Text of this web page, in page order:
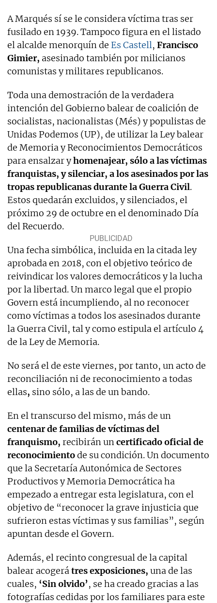
A Marqués sí se le considera víctima tras ser
fusilado en 1939. Tampoco figura en el listado
el alcalde menorquín de Es Castell, Francisco
Gimier, asesinado también por milicianos
comunistas y militares republicanos.
Toda una demostración de la verdadera
intención del Gobierno balear de coalición de
socialistas, nacionalistas (Més) y populistas de
Unidas Podemos (UP), de utilizar la Ley balear
de Memoria y Reconocimientos Democráticos
para ensalzar yhomenajear, sólo a las víctimas
franquistas, y silenciar, a los asesinados por las
tropas republicanas durante la Guerra Civil.
Estos quedarán excluidos, y silenciados, el
próximo 29 de octubre en el denominado Día
del Recuerdo.
Una fecha simbólica, incluida en la citada ley
aprobada en 2018, con el objetivo teórico de
reivindicar los valores democráticos y la lucha
por la libertad. Un marco legal que el propio
Govern está incumpliendo, al no reconocer
como víctimas a todos los asesinados durante
la Guerra Civil, tal y como estipula el artículo 4
de la Ley de Memoria.
No será el de este viernes, por tanto, un acto de
reconciliación ni de reconocimiento a todas
ellas, sino sólo, a las de un bando.
En el transcurso del mismo, más de un
centenar de familias de víctimas del
franquismo, recibirán uncertificado oficial de
reconocimientode su condición. Un documento
que la Secretaría Autonómica de Sectores
Productivos y Memoria Democrática ha
empezado a entregar esta legislatura, con el
objetivo de “reconocer la grave injusticia que
sufrieron estas víctimas y sus familias”, según
apuntan desde el Govern.
Además, el recinto congresual de la capital
balear acogerátres exposiciones, una de las
cuales, ‘Sin olvido’, se ha creado gracias a las
fotografías cedidas por los familiares para este